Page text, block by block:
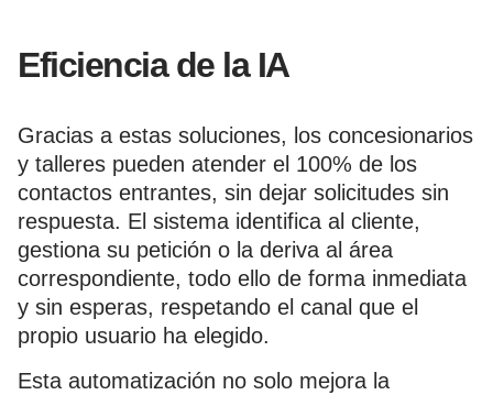
Eficiencia de la IA
Gracias a estas soluciones, los concesionarios
y talleres pueden atender el 100% de los
contactos entrantes, sin dejar solicitudes sin
respuesta. El sistema identifica al cliente,
gestiona su petición o la deriva al área
correspondiente, todo ello de forma inmediata
y sin esperas, respetando el canal que el
propio usuario ha elegido.
Esta automatización no solo mejora la